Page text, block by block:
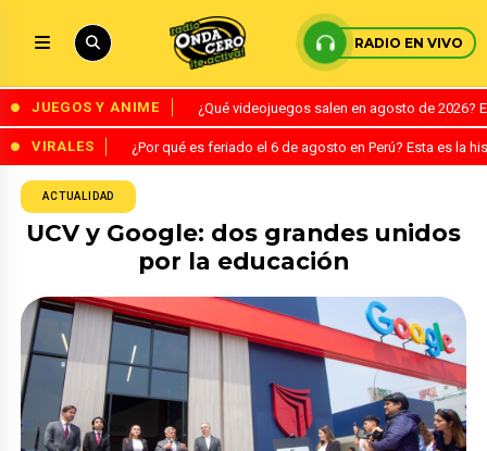
RADIO EN VIVO
JUEGOS Y ANIME ¿Qué videojuegos salen en agosto de
VIRALES ¿Por qué es feriado el 6 de agosto en Perú? Esta es la
ACTUALIDAD
UCV y Google: dos grandes unidos
por la educación